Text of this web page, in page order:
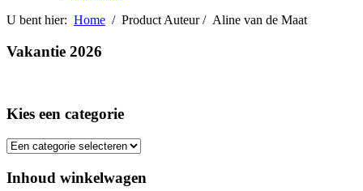
U bent hier: Home / Product Auteur / Aline van de Maat
Vakantie 2026
Kies een categorie
Inhoud winkelwagen